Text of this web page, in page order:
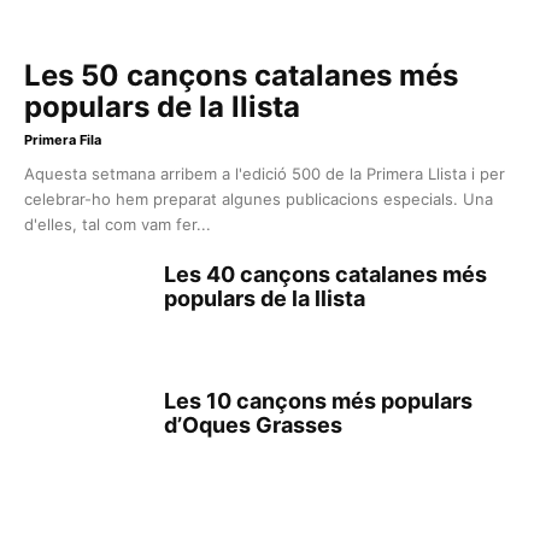
Les 50 cançons catalanes més
populars de la llista
Primera Fila
Aquesta setmana arribem a l'edició 500 de la Primera Llista i per
celebrar-ho hem preparat algunes publicacions especials. Una
d'elles, tal com vam fer...
Les 40 cançons catalanes més
populars de la llista
Les 10 cançons més populars
d’Oques Grasses